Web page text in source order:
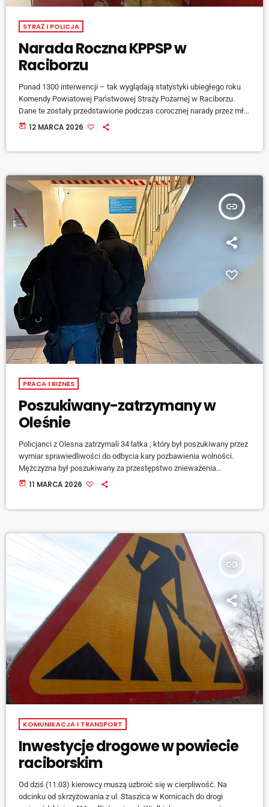
STRAŻ I POLICJA
Narada Roczna KPPSP w
Raciborzu
Ponad 1300 interwencji – tak wyglądają statystyki ubiegłego roku
Komendy Powiatowej Państwowej Straży Pożarnej w Raciborzu.
Dane te zostały przedstawione podczas corocznej narady przez mł.
bryg. Jarosława Ceglarka, Komendanta Powiatowego PSP w
today 12 MARCA 2026
insert_link
PRACA I BIZNES
Poszukiwany-zatrzymany w
Oleśnie
Policjanci z Olesna zatrzymali 34 latka , który był poszukiwany przez
wymiar sprawiedliwości do odbycia kary pozbawienia wolności.
Mężczyzna był poszukiwany za przestępstwo znieważenia
funkcjonariusza publicznego. Choć próbował uniknąć zasądzonej
today 11 MARCA 2026
insert_link
KOMUNIKACJA I TRANSPORT
Inwestycje drogowe w powiecie
raciborskim
Od dziś (11.03) kierowcy muszą uzbroić się w cierpliwość. Na
odcinku od skrzyżowania z ul. Staszica w Kornicach do drogi